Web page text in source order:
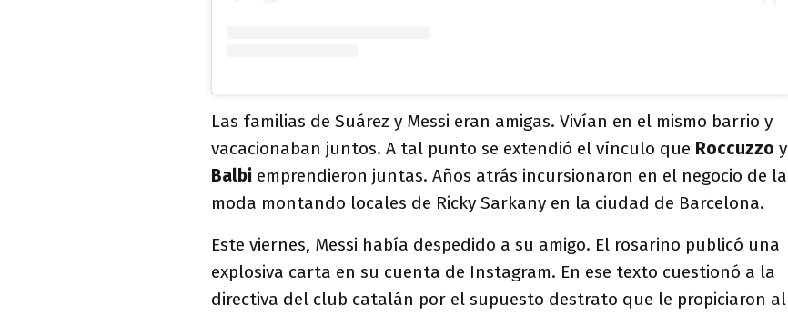
Las familias de Suárez y Messi eran amigas. Vivían en el mismo barrio y
vacacionaban juntos. A tal punto se extendió el vínculo que Roccuzzo y
Balbi emprendieron juntas. Años atrás incursionaron en el negocio de la
moda montando locales de Ricky Sarkany en la ciudad de Barcelona.
Este viernes, Messi había despedido a su amigo. El rosarino publicó una
explosiva carta en su cuenta de Instagram. En ese texto cuestionó a la
directiva del club catalán por el supuesto destrato que le propiciaron al